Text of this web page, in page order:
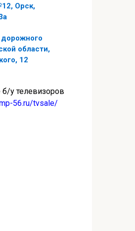
Орск,
дорожного
области,
12
у телевизоров
56.ru/tvsale/